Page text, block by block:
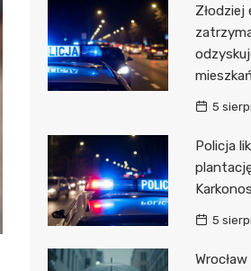
Złodziej
5
Policja
5